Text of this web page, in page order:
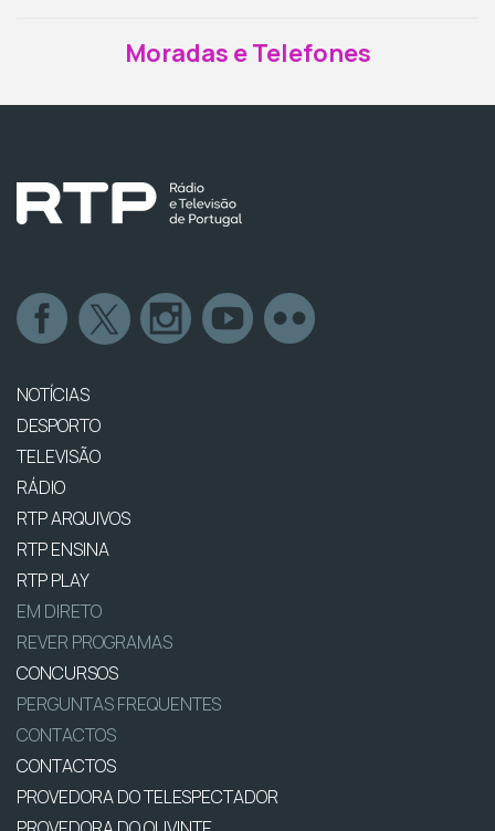
Moradas e Telefones
NOTÍCIAS
DESPORTO
TELEVISÃO
RÁDIO
RTP ARQUIVOS
RTP ENSINA
RTP PLAY
EM DIRETO
REVER PROGRAMAS
CONCURSOS
PERGUNTAS FREQUENTES
CONTACTOS
CONTACTOS
PROVEDORA DO TELESPECTADOR